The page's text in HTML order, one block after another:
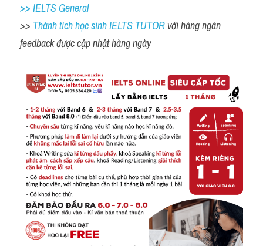
>> IELTS General
>> Thành tích học sinh IELTS TUTOR với hàng ngàn
feedback được cập nhật hàng ngày